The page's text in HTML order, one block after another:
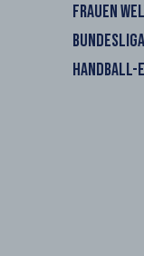
FRAUEN
BUNDESLIGA
HANDBALL-